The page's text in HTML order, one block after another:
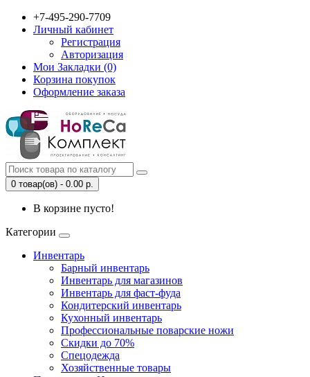
+7-495-290-7709
Личный кабинет
Регистрация
Авторизация
Мои Закладки (0)
Корзина покупок
Оформление заказа
0 товар(ов) - 0.00 р.
В корзине пусто!
Категории
Инвентарь
Барный инвентарь
Инвентарь для магазинов
Инвентарь для фаст-фуда
Кондитерский инвентарь
Кухонный инвентарь
Профессиональные поварские ножи
Скидки до 70%
Спецодежда
Хозяйственные товары